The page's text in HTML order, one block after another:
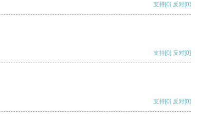
支持[0] 反对[0]
支持[0] 反对[0]
支持[0] 反对[0]